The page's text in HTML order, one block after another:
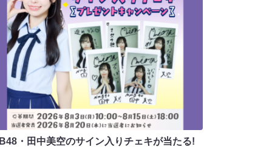
・田中美空のサイン入りチェキが当たる!